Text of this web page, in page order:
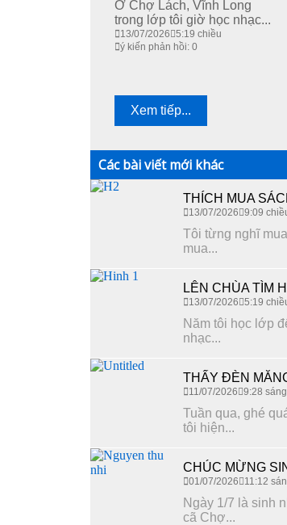
Ở Chợ Lách, Vĩnh Long
trong lớp tôi giờ học nhạc...
13/07/2026 5:19 chiều
ý kiến phản hồi: 0
Xem tiếp...
Các bài viết mới khác
THÍCH MUA
13/07/2026 9:09
Tôi từng nghĩ
mua...
LÊN CHÙA TÌM
13/07/2026 5:19
Năm tôi học lớp
nhạc...
THẤY ĐÈN
11/07/2026 9:28 sáng
Tuần qua, ghé
tôi hiện...
CHÚC MỪNG
01/07/2026 11:12
Ngày 1/7 là sinh
cã Chợ...